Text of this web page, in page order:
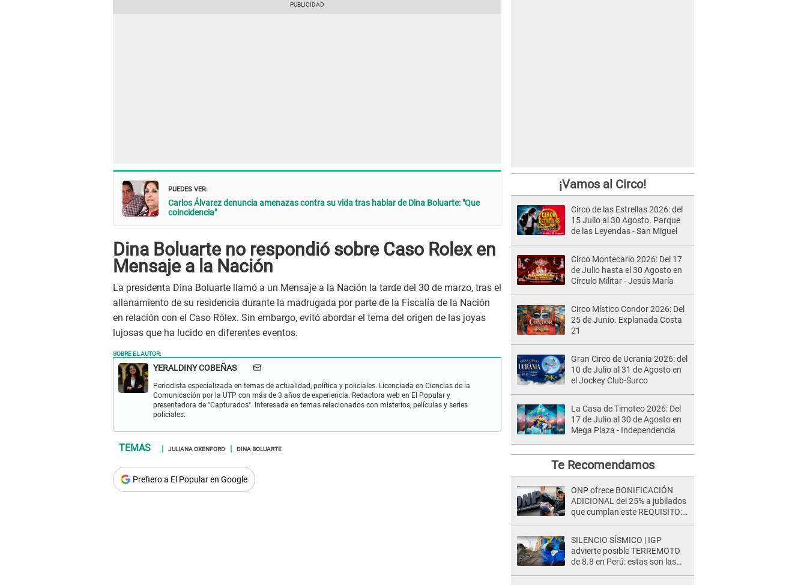
PUEDES VER:
Carlos Álvarez denuncia amenazas contra su vida tras hablar de Dina Boluarte: "Que
coincidencia"
Dina Boluarte no respondió sobre Caso Rolex en
Mensaje a la Nación
La presidenta Dina Boluarte llamó a un Mensaje a la Nación la tarde del 30 de marzo, tras el
allanamiento de su residencia durante la madrugada por parte de la Fiscalía de la Nación
en relación con el Caso Rólex. Sin embargo, evitó abordar el tema del origen de las joyas
lujosas que ha lucido en diferentes eventos.
SOBRE EL AUTOR:
YERALDINY COBEÑAS
Periodista especializada en temas de actualidad, política y policiales. Licenciada en Ciencias de la
Comunicación por la UTP con más de 3 años de experiencia. Redactora web en El Popular y
presentadora de "Capturados". Interesada en temas relacionados con misterios, películas y series
policiales.
JULIANA OXENFORD DINA BOLUARTE
Prefiero a El Popular en Google
¡Vamos al Circo!
Circo de las Estrellas 2026: del
15 Julio al 30 Agosto. Parque
de las Leyendas - San Miguel
Circo Montecarlo 2026: Del 17
de Julio hasta el 30 Agosto en
Círculo Militar - Jesús María
Circo Místico Condor 2026: Del
25 de Junio. Explanada Costa
21
Gran Circo de Ucrania 2026: del
10 de Julio al 31 de Agosto en
el Jockey Club-Surco
La Casa de Timoteo 2026: Del
17 de Julio al 30 de Agosto en
Mega Plaza - Independencia
Te Recomendamos
ONP ofrece BONIFICACIÓN
ADICIONAL del 25% a jubilados
que cumplan este REQUISITO:
SILENCIO SÍSMICO | IGP
advierte posible TERREMOTO
de 8.8 en Perú: estas son las